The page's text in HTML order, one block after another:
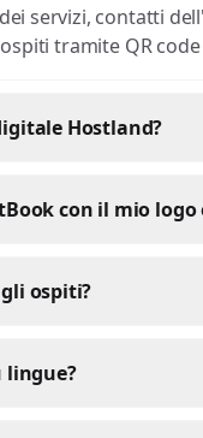
servizi, contatti
tramite QR
Hostland?
con il mio logo
ospiti?
lingue?